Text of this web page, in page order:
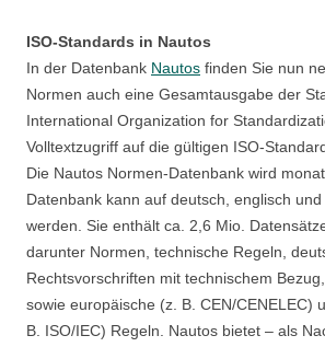
ISO-Standards in Nautos
In der Datenbank Nautos finden Sie nun
Normen auch eine Gesamtausgabe der
International Organization for
Volltextzugriff auf die gültigen ISO-
Die Nautos Normen-Datenbank wird
Datenbank kann auf deutsch, englisch
werden. Sie enthält ca. 2,6 Mio.
darunter Normen, technische Regeln,
Rechtsvorschriften mit technischem
sowie europäische (z. B. CEN/CENELEC)
B. ISO/IEC) Regeln. Nautos bietet – als